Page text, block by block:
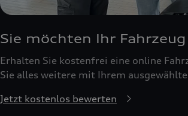
Sie möchten Ihr
Erhalten Sie kostenfrei eine online
Sie alles weitere mit Ihrem
Jetzt kostenlos bewerten